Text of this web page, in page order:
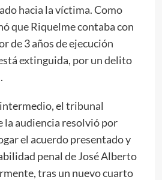
hacia la víctima. Como
que Riquelme contaba con
de 3 años de ejecución
extinguida, por un delito
el tribunal
la audiencia resolvió por
el acuerdo presentado y
penal de José Alberto
tras un nuevo cuarto